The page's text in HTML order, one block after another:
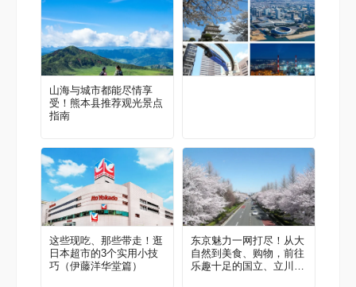
山海与城市都能尽情享
受！熊本县推荐观光景点
指南
这些现吃、那些带走！逛
日本超市的3个实用小技
巧（伊藤洋华堂篇）
东京魅力一网打尽！从大
自然到美食、购物，前往
乐趣十足的国立、立川